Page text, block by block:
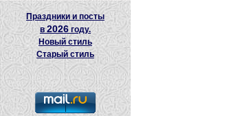
Праздники и посты
в2026 году.
Новый стиль
Старый стиль